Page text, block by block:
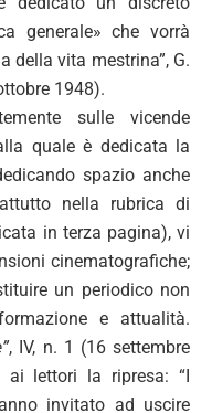
generale» che vorrà
della vita mestrina”, G.
1948).
sulle vicende
quale è dedicata la
spazio anche
nella rubrica di
in terza pagina), vi
cinematografiche;
un periodico non
e attualità.
, IV, n. 1 (16 settembre
ai lettori la ripresa: “I
invitato ad uscire